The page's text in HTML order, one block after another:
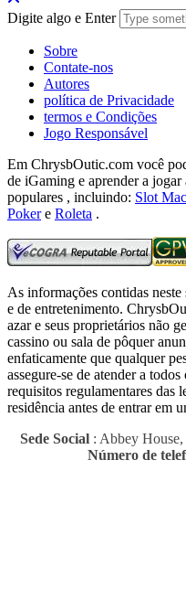
Digite algo e Enter
Sobre
Contate-nos
Autores
política de Privacidade
termos e Condições
Jogo Responsável
Em ChrysbOutic.com você
de iGaming e aprender a jogar
populares , incluindo: Slot
Pokere Roleta .
As informações contidas
e de entretenimento.
azar e seus proprietários não
cassino ou sala de pôquer
enfaticamente que qualquer
assegure-se de atender a
requisitos regulamentares das
residência antes de entrar em
Sede Social: Abbey House,
Número de